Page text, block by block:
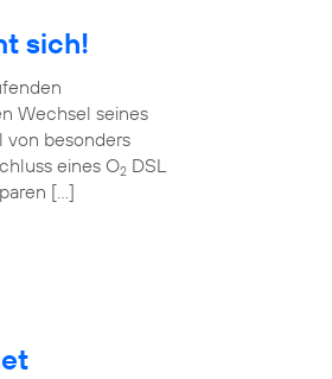
sich!
Wechsel seines
von besonders
eines O2 DSL
[…]